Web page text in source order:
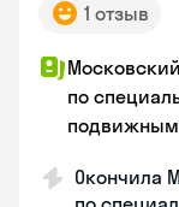
1 отзыв
по
Окончила